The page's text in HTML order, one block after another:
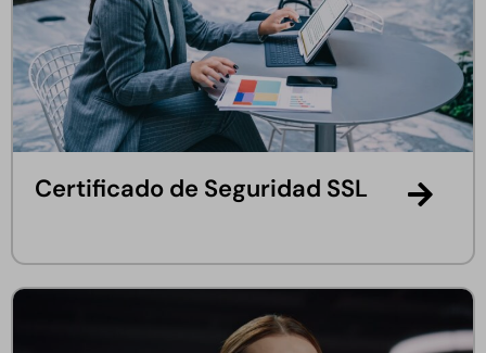
Certificado de Seguridad SSL